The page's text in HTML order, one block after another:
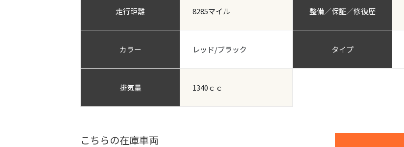
走行距離 8285マイル 整備／保証／修復歴
カラー レッド/ブラック タイプ
排気量 1340ｃｃ
こちらの在庫車両